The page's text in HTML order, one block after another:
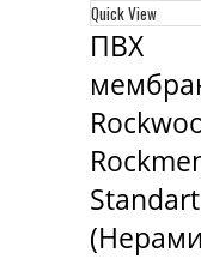
Quick View
ПВХ